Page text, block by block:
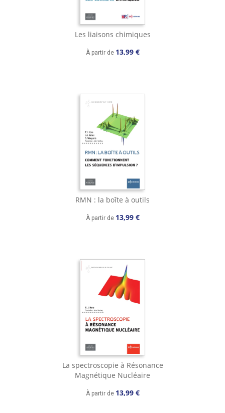
Les liaisons chimiques
À partir de 13,99 €
RMN : la boîte à outils
À partir de 13,99 €
La spectroscopie à Résonance
Magnétique Nucléaire
À partir de 13,99 €